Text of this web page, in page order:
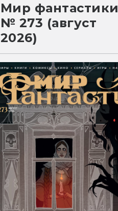
Мир фантастики
№ 273 (август
2026)